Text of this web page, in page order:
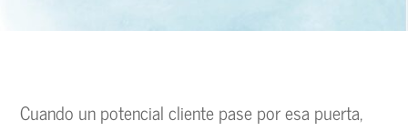
Cuando un potencial cliente pase por esa puerta,